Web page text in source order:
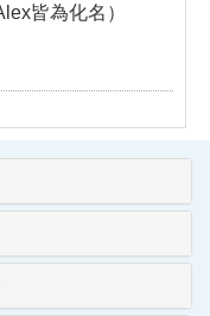
皆為化名）